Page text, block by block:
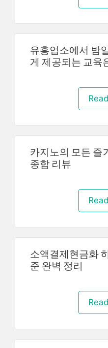
유흥업소에서 밤
게 제공되는 교육
카지노의 모든 즐
종합 리뷰
소액결제현금화
준 완벽 정리